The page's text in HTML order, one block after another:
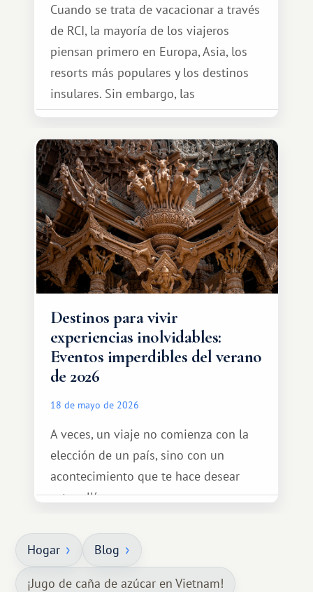
Cuando se trata de vacacionar a través
de RCI, la mayoría de los viajeros
piensan primero en Europa, Asia, los
resorts más populares y los destinos
insulares. Sin embargo, las
oportunidades que ofrece el sistema
de intercambio son mucho más
amplias. Entre ellas se encuentra
África, un continente que ofrece una
experiencia de viaje completamente
diferente.
Destinos para vivir
experiencias inolvidables:
Eventos imperdibles del verano
de 2026
18 de mayo de 2026
A veces, un viaje no comienza con la
elección de un país, sino con un
acontecimiento que te hace desear
estar allí...
Hogar Blog
¡Jugo de caña de azúcar en Vietnam!